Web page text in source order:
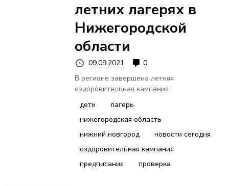
летних лагерях в
Нижегородской
области
09.09.2021
0
В регионе завершена летняя
оздоровительная кампания
дети
лагерь
нижегородская область
нижний новгород
новости сегодня
оздоровительная кампания
предписания
проверка